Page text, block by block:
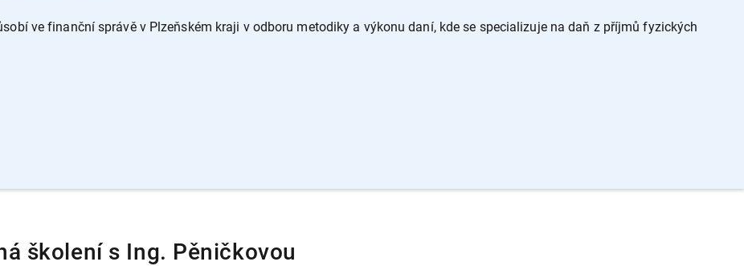
ve finanční správě v Plzeňském kraji v odboru metodiky a výkonu daní, kde se specializuje na daň z příjmů fyzických
školení s Ing. Pěničkovou